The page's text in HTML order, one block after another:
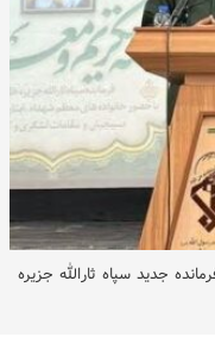
جدید سپاه ثارالله جزیره